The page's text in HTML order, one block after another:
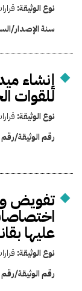
نوع الوثيقة:
سنة الإصدار/
إنشاء
للقوات
نوع الوثيقة:
رقم الوثيقة/
تفويض
عليها
نوع الوثيقة:
رقم الوثيقة/